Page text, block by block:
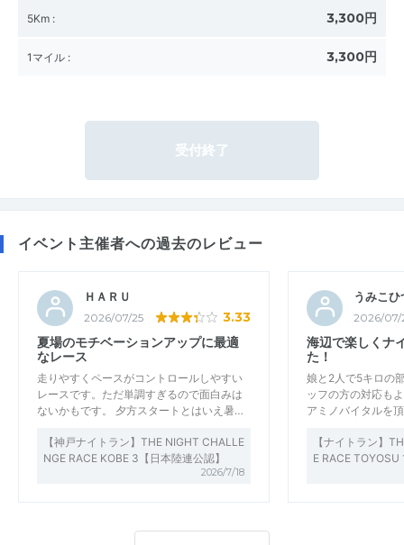
5Km : 3,300円
1マイル : 3,300円
受付終了
イベント主催者への過去のレビュー
ＨＡＲＵ
2026/07/25 3.33
夏場のモチベーションアップに最適
なレース
走りやすくペースがコントロールしやすい
レースです。ただ単調すぎるので面白みは
ないかもです。 夕方スタートとはいえ暑…
【神戸ナイトラン】THE NIGHT CHALLE
NGE RACE KOBE 3【日本陸連公認】
2026/7/18
うみこひ
2026/07/
海辺で楽しくナ
た！
娘と2人で5キロの
ッフの方の対応も
アミノバイタルを
【ナイトラン】
E RACE